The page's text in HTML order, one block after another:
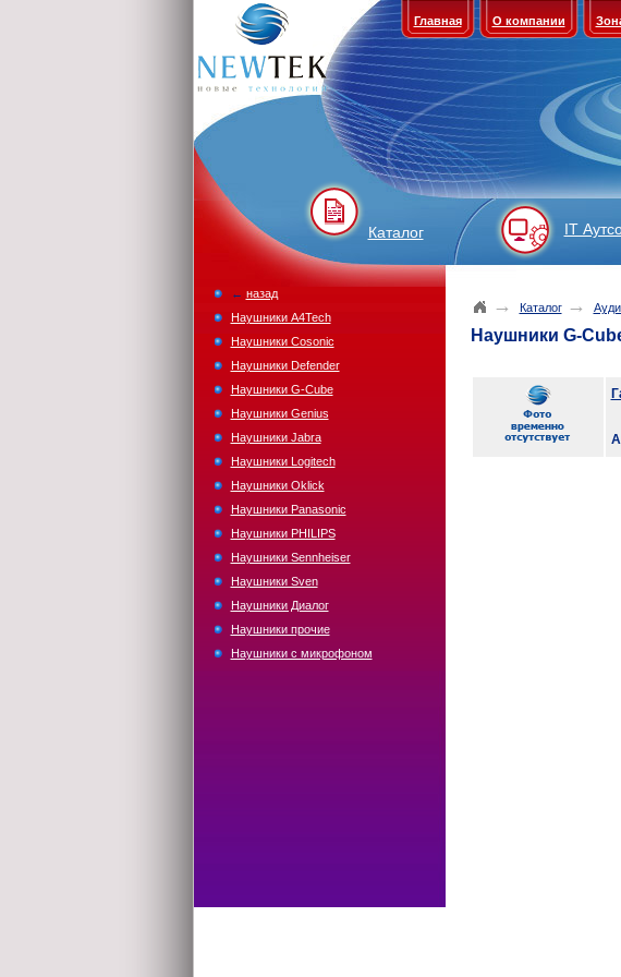
Главная О компании
Каталог IT
→ Каталог →
Наушники G-
← назад
Наушники A4Tech
Наушники Cosonic
Наушники Defender
Наушники G-Cube
Наушники Genius
Наушники Jabra
Наушники Logitech
Наушники Oklick
Наушники Panasonic
Наушники PHILIPS
Наушники Sennheiser
Наушники Sven
Наушники Диалог
Наушники прочие
Наушники с микрофоном